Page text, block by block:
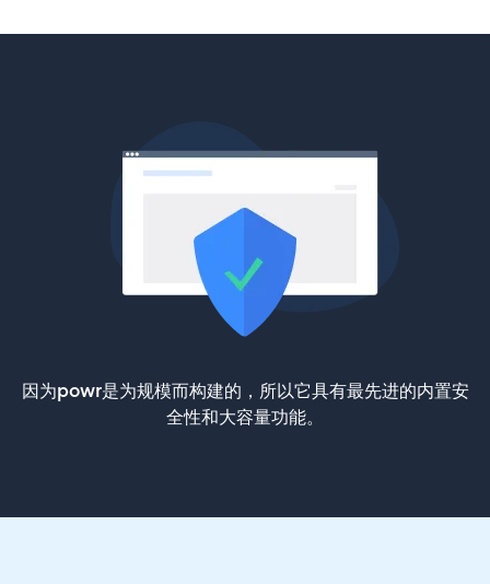
因为powr是为规模而构建的，所以它具有最先进的内置安
全性和大容量功能。